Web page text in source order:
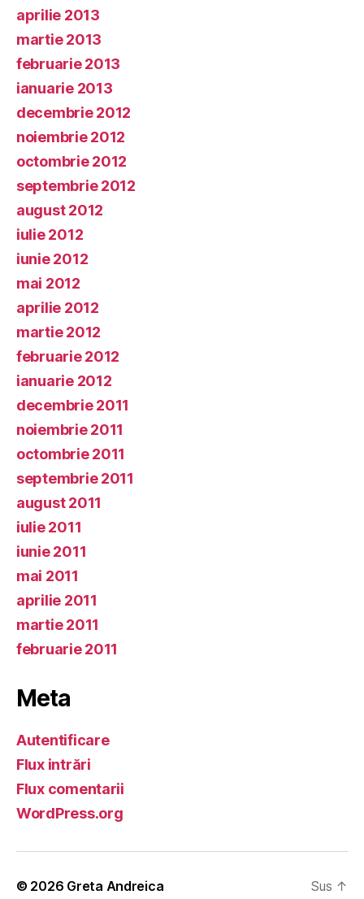
aprilie 2013
martie 2013
februarie 2013
ianuarie 2013
decembrie 2012
noiembrie 2012
octombrie 2012
septembrie 2012
august 2012
iulie 2012
iunie 2012
mai 2012
aprilie 2012
martie 2012
februarie 2012
ianuarie 2012
decembrie 2011
noiembrie 2011
octombrie 2011
septembrie 2011
august 2011
iulie 2011
iunie 2011
mai 2011
aprilie 2011
martie 2011
februarie 2011
Meta
Autentificare
Flux intrări
Flux comentarii
WordPress.org
© 2026 Greta Andreica Sus ↑